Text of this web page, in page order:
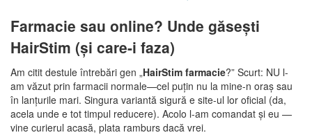
Farmacie sau online? Unde găsești
HairStim (și care-i faza)
Am citit destule întrebări gen „HairStim farmacie?” Scurt: NU l-
am văzut prin farmacii normale—cel puțin nu la mine-n oraș sau
în lanțurile mari. Singura variantă sigură e site-ul lor oficial (da,
acela unde e tot timpul reducere). Acolo l-am comandat și eu —
vine curierul acasă, plata ramburs dacă vrei.